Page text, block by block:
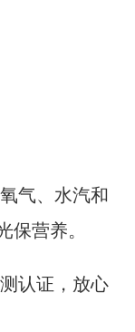
气、水汽和
营养。
认证，放心